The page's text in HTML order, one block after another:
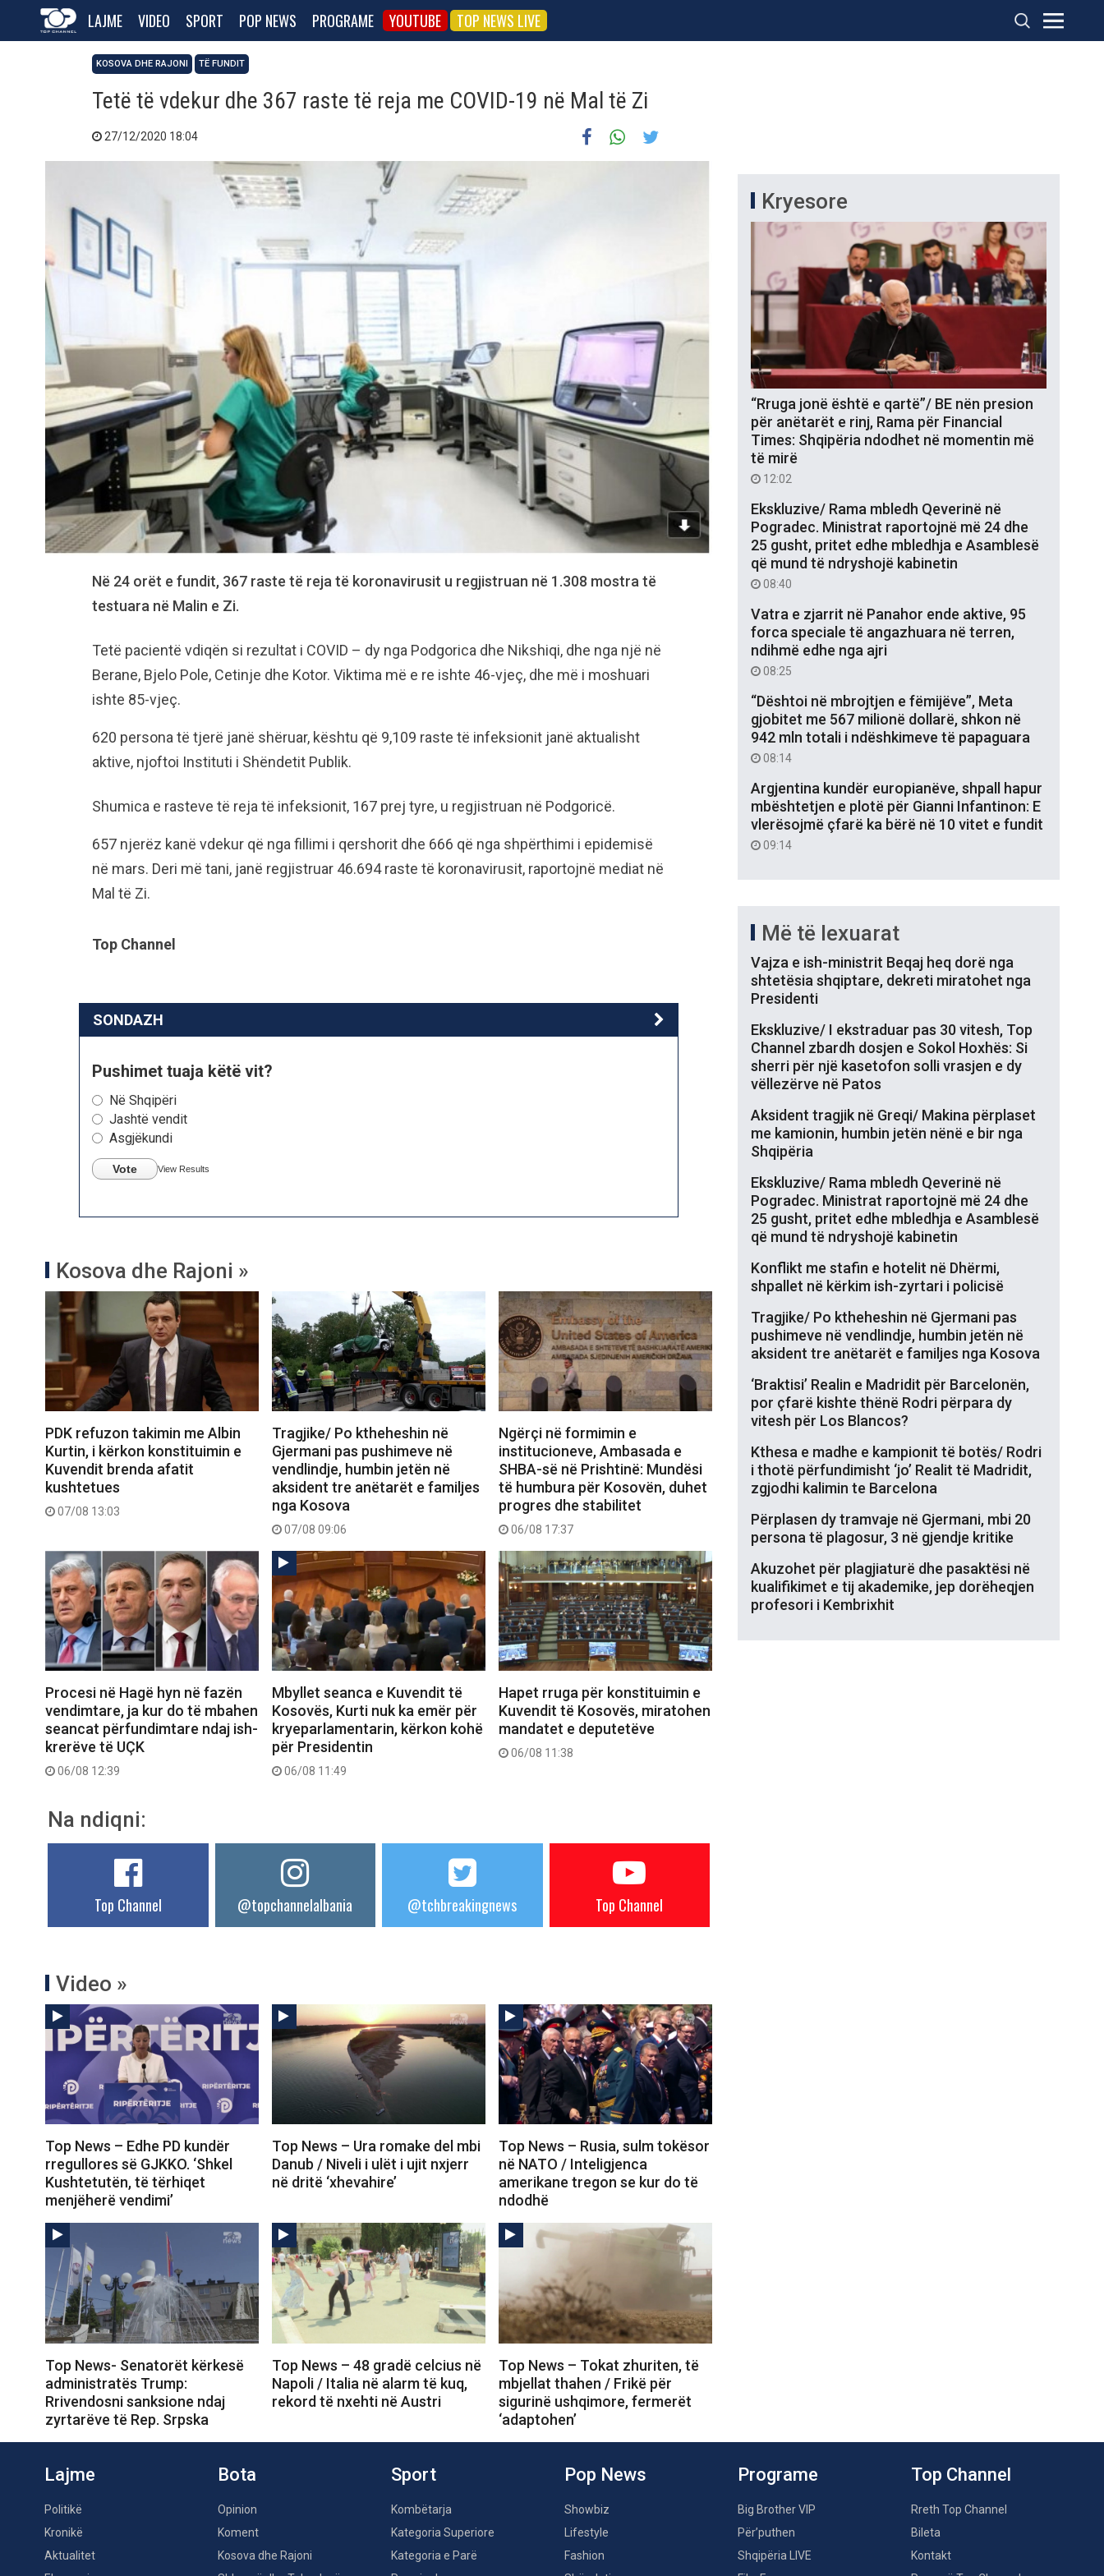
LAJME VIDEO SPORT POP NEWS PROGRAME YOUTUBE TOP NEWS LIVE
KOSOVA DHE RAJONI TË FUNDIT
Tetë të vdekur dhe 367 raste të reja me COVID-19 në Mal të Zi
27/12/2020 18:04
Në 24 orët e fundit, 367 raste të reja të koronavirusit u regjistruan në 1.308 mostra të
testuara në Malin e Zi.
Tetë pacientë vdiqën si rezultat i COVID – dy nga Podgorica dhe Nikshiqi, dhe nga një në
Berane, Bjelo Pole, Cetinje dhe Kotor. Viktima më e re ishte 46-vjeç, dhe më i moshuari
ishte 85-vjeç.
620 persona të tjerë janë shëruar, kështu që 9,109 raste të infeksionit janë aktualisht
aktive, njoftoi Instituti i Shëndetit Publik.
Shumica e rasteve të reja të infeksionit, 167 prej tyre, u regjistruan në Podgoricë.
657 njerëz kanë vdekur që nga fillimi i qershorit dhe 666 që nga shpërthimi i epidemisë
në mars. Deri më tani, janë regjistruar 46.694 raste të koronavirusit, raportojnë mediat në
Mal të Zi.
Top Channel
SONDAZH
Pushimet tuaja këtë vit?
Në Shqipëri
Jashtë vendit
Asgjëkundi
Vote View Results
Kosova dhe Rajoni »
PDK refuzon takimin me Albin
Kurtin, i kërkon konstituimin e
Kuvendit brenda afatit
kushtetues
07/08 13:03
Tragjike/ Po ktheheshin në
Gjermani pas pushimeve në
vendlindje, humbin jetën në
aksident tre anëtarët e familjes
nga Kosova
07/08 09:06
Ngërçi në formimin e
institucioneve, Ambasada e
SHBA-së në Prishtinë: Mundësi
të humbura për Kosovën, duhet
progres dhe stabilitet
06/08 17:37
Procesi në Hagë hyn në fazën
vendimtare, ja kur do të mbahen
seancat përfundimtare ndaj ish-
krerëve të UÇK
06/08 12:39
Mbyllet seanca e Kuvendit të
Kosovës, Kurti nuk ka emër për
kryeparlamentarin, kërkon kohë
për Presidentin
06/08 11:49
Hapet rruga për konstituimin e
Kuvendit të Kosovës, miratohen
mandatet e deputetëve
06/08 11:38
Na ndiqni:
Top Channel @topchannelalbania @tchbreakingnews Top Channel
Video »
Top News – Edhe PD kundër
rregullores së GJKKO. ‘Shkel
Kushtetutën, të tërhiqet
menjëherë vendimi’
Top News – Ura romake del mbi
Danub / Niveli i ulët i ujit nxjerr
në dritë ‘xhevahire’
Top News – Rusia, sulm tokësor
në NATO / Inteligjenca
amerikane tregon se kur do të
ndodhë
Top News- Senatorët kërkesë
administratës Trump:
Rrivendosni sanksione ndaj
zyrtarëve të Rep. Srpska
Top News – 48 gradë celcius në
Napoli / Italia në alarm të kuq,
rekord të nxehti në Austri
Top News – Tokat zhuriten, të
mbjellat thahen / Frikë për
sigurinë ushqimore, fermerët
‘adaptohen’
Kryesore
“Rruga jonë është e qartë”/ BE nën presion
për anëtarët e rinj, Rama për Financial
Times: Shqipëria ndodhet në momentin më
të mirë
12:02
Ekskluzive/ Rama mbledh Qeverinë në
Pogradec. Ministrat raportojnë më 24 dhe
25 gusht, pritet edhe mbledhja e Asamblesë
që mund të ndryshojë kabinetin
08:40
Vatra e zjarrit në Panahor ende aktive, 95
forca speciale të angazhuara në terren,
ndihmë edhe nga ajri
08:25
“Dështoi në mbrojtjen e fëmijëve”, Meta
gjobitet me 567 milionë dollarë, shkon në
942 mln totali i ndëshkimeve të papaguara
08:14
Argjentina kundër europianëve, shpall hapur
mbështetjen e plotë për Gianni Infantinon: E
vlerësojmë çfarë ka bërë në 10 vitet e fundit
09:14
Më të lexuarat
Vajza e ish-ministrit Beqaj heq dorë nga
shtetësia shqiptare, dekreti miratohet nga
Presidenti
Ekskluzive/ I ekstraduar pas 30 vitesh, Top
Channel zbardh dosjen e Sokol Hoxhës: Si
sherri për një kasetofon solli vrasjen e dy
vëllezërve në Patos
Aksident tragjik në Greqi/ Makina përplaset
me kamionin, humbin jetën nënë e bir nga
Shqipëria
Ekskluzive/ Rama mbledh Qeverinë në
Pogradec. Ministrat raportojnë më 24 dhe
25 gusht, pritet edhe mbledhja e Asamblesë
që mund të ndryshojë kabinetin
Konflikt me stafin e hotelit në Dhërmi,
shpallet në kërkim ish-zyrtari i policisë
Tragjike/ Po ktheheshin në Gjermani pas
pushimeve në vendlindje, humbin jetën në
aksident tre anëtarët e familjes nga Kosova
‘Braktisi’ Realin e Madridit për Barcelonën,
por çfarë kishte thënë Rodri përpara dy
vitesh për Los Blancos?
Kthesa e madhe e kampionit të botës/ Rodri
i thotë përfundimisht ‘jo’ Realit të Madridit,
zgjodhi kalimin te Barcelona
Përplasen dy tramvaje në Gjermani, mbi 20
persona të plagosur, 3 në gjendje kritike
Akuzohet për plagjiaturë dhe pasaktësi në
kualifikimet e tij akademike, jep dorëheqjen
profesori i Kembrixhit
Lajme
Politikë
Kronikë
Aktualitet
Bota
Opinion
Koment
Kosova dhe Rajoni
Sport
Kombëtarja
Kategoria Superiore
Kategoria e Parë
Pop News
Showbiz
Lifestyle
Fashion
Programe
Big Brother VIP
Për’puthen
Shqipëria LIVE
Top Channel
Rreth Top Channel
Bileta
Kontakt